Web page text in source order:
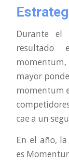
Durante el
resultado
mayor
momentum
cae a un
En el año,
es